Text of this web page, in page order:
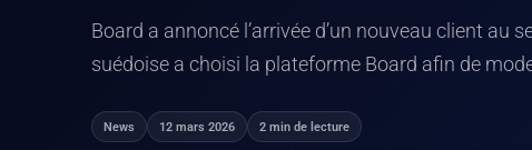
Board a annoncé l’arrivée d’un nouveau client au
suédoise a choisi la plateforme Board afin de
News 12 mars 2026 2 min de lecture